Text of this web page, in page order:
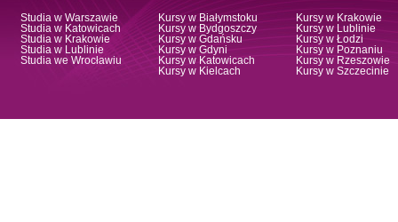
Studia w Warszawie
Studia w Katowicach
Studia w Krakowie
Studia w Lublinie
Studia we Wrocławiu
Kursy w Białymstoku
Kursy w Bydgoszczy
Kursy w Gdańsku
Kursy w Gdyni
Kursy w Katowicach
Kursy w Kielcach
Kursy w Krakowie
Kursy w Lublinie
Kursy w Łodzi
Kursy w Poznaniu
Kursy w Rzeszowie
Kursy w Szczecinie